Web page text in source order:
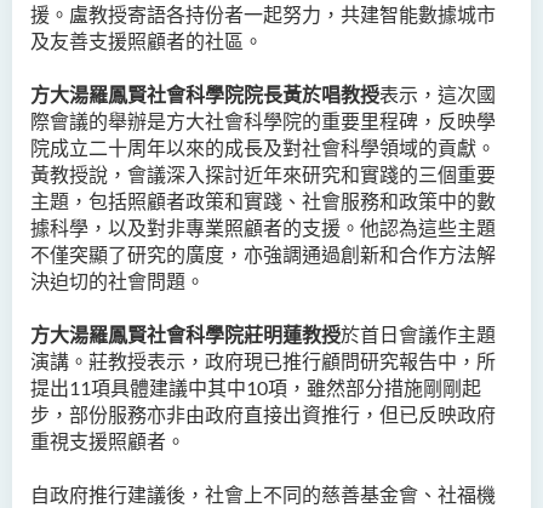
援。盧教授寄語各持份者一起努力，共建智能數據城市
及友善支援照顧者的社區。
方大湯羅鳳賢社會科學院院長黃於唱教授表示，這次國
際會議的舉辦是方大社會科學院的重要里程碑，反映學
院成立二十周年以來的成長及對社會科學領域的貢獻。
黃教授說，會議深入探討近年來研究和實踐的三個重要
主題，包括照顧者政策和實踐、社會服務和政策中的數
據科學，以及對非專業照顧者的支援。他認為這些主題
不僅突顯了研究的廣度，亦強調通過創新和合作方法解
決迫切的社會問題。
方大湯羅鳳賢社會科學院莊明蓮教授於首日會議作主題
演講。莊教授表示，政府現已推行顧問研究報告中，所
提出11項具體建議中其中10項，雖然部分措施剛剛起
步，部份服務亦非由政府直接出資推行，但已反映政府
重視支援照顧者。
自政府推行建議後，社會上不同的慈善基金會、社福機